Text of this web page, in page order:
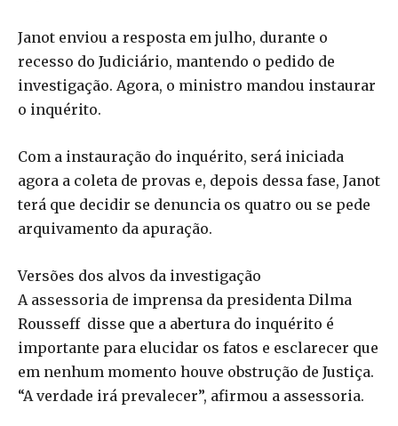
Janot enviou a resposta em julho, durante o
recesso do Judiciário, mantendo o pedido de
investigação. Agora, o ministro mandou instaurar
o inquérito.
Com a instauração do inquérito, será iniciada
agora a coleta de provas e, depois dessa fase, Janot
terá que decidir se denuncia os quatro ou se pede
arquivamento da apuração.
Versões dos alvos da investigação
A assessoria de imprensa da presidenta Dilma
Rousseff disse que a abertura do inquérito é
importante para elucidar os fatos e esclarecer que
em nenhum momento houve obstrução de Justiça.
“A verdade irá prevalecer”, afirmou a assessoria.